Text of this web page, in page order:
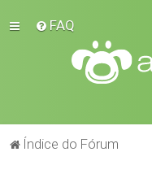
FAQ
Índice do Fórum